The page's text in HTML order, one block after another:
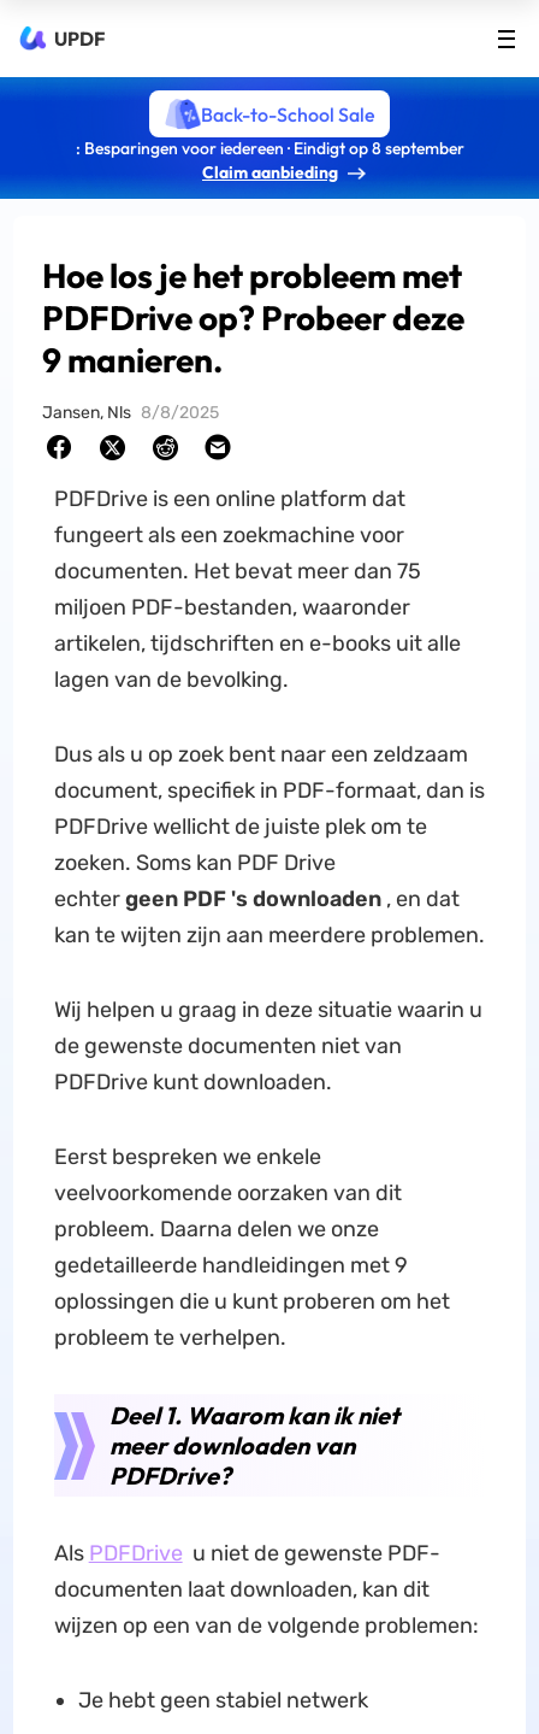
UPDF
Back-to-School Sale
: Besparingen voor iedereen · Eindigt op 8 september
Claim aanbieding
Hoe los je het probleem met
PDFDrive op? Probeer deze
9 manieren.
Jansen, Nls 8/8/2025
PDFDrive is een online platform dat
fungeert als een zoekmachine voor
documenten. Het bevat meer dan 75
miljoen PDF-bestanden, waaronder
artikelen, tijdschriften en e-books uit alle
lagen van de bevolking.
Dus als u op zoek bent naar een zeldzaam
document, specifiek in PDF-formaat, dan is
PDFDrive wellicht de juiste plek om te
zoeken. Soms kan PDF Drive
echtergeen PDF 's downloaden, en dat
kan te wijten zijn aan meerdere problemen.
Wij helpen u graag in deze situatie waarin u
de gewenste documenten niet van
PDFDrive kunt downloaden.
Eerst bespreken we enkele
veelvoorkomende oorzaken van dit
probleem. Daarna delen we onze
gedetailleerde handleidingen met 9
oplossingen die u kunt proberen om het
probleem te verhelpen.
Deel 1. Waarom kan ik niet
meer downloaden van
PDFDrive?
Als PDFDrive u niet de gewenste PDF-
documenten laat downloaden, kan dit
wijzen op een van de volgende problemen:
Je hebt geen stabiel netwerk